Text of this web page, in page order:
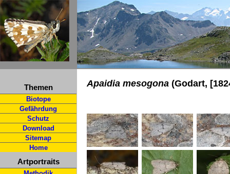
Themen
Biotope
Gefährdung
Schutz
Download
Sitemap
Home
Artportraits
Apaidia mesogona (Godart,